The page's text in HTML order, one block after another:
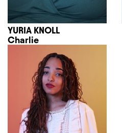
YURIA KNOLL
Charlie